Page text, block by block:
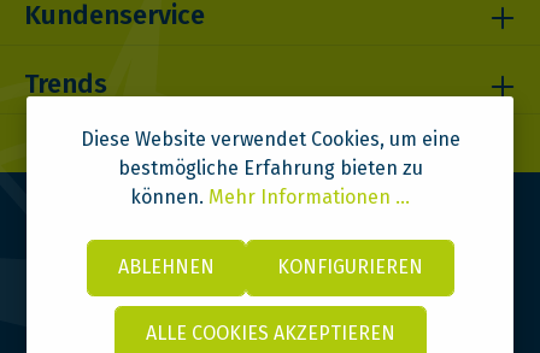
Kundenservice
Trends
Diese Website verwendet Cookies, um eine
bestmögliche Erfahrung bieten zu
können. Mehr Informationen ...
ABLEHNEN KONFIGURIEREN
ALLE COOKIES AKZEPTIEREN